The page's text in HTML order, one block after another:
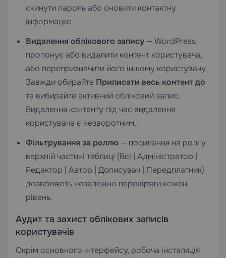
скинути пароль або оновити контактну
інформацію.
Видалення облікового запису — WordPress
пропонує або видалити контент користувача,
або перепризначити його іншому користувачу.
Завжди обирайте Приписати весь контент до
та вибирайте активний обліковий запис.
Видалення контенту під час видалення
користувача є незворотним.
Фільтрування за роллю — посилання на ролі у
верхній частині таблиці (Всі | Адміністратор |
Редактор | Автор | Дописувач | Передплатник)
дозволяють незалежно перевіряти кожен
рівень.
Аудит та захист облікових записів
користувачів
Окрім основного інтерфейсу, робоча інсталяція